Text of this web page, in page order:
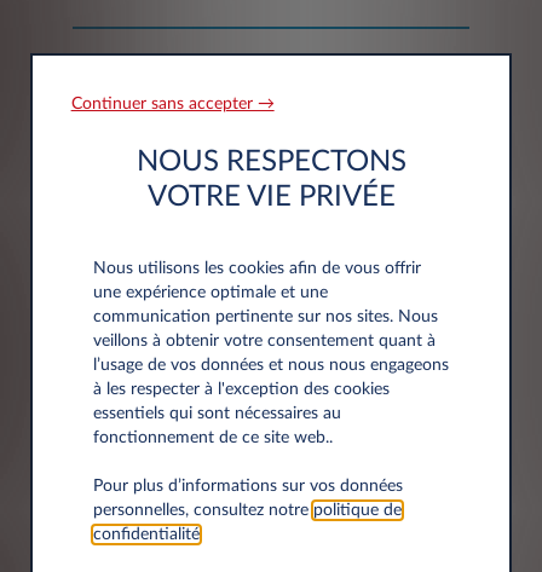
Siret
Adresse
Continuer sans accepter →
NOUS RESPECTONS
VOTRE VIE PRIVÉE
Nous utilisons les cookies afin de vous offrir
une expérience optimale et une
communication pertinente sur nos sites. Nous
veillons à obtenir votre consentement quant à
l’usage de vos données et nous nous engageons
à les respecter à l'exception des cookies
essentiels qui sont nécessaires au
fonctionnement de ce site web..
Pour plus d’informations sur vos données
personnelles, consultez notre politique de
confidentialité.